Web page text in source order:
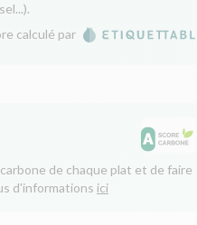
calculé par
de chaque plat et de faire
d'informations ici